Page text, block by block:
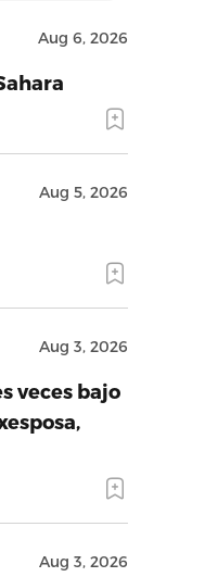
Aug 6, 2026
Aug 5, 2026
Aug 3, 2026
veces bajo
Aug 3, 2026